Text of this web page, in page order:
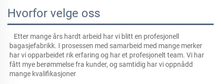
Hvorfor velge oss
Etter mange års hardt arbeid har vi blitt en profesjonell
bagasjefabrikk. I prosessen med samarbeid med mange merker
har vi opparbeidet rik erfaring og har et profesjonelt team. Vi har
fått mye berømmelse fra kunder, og samtidig har vi oppnådd
mange kvalifikasjoner